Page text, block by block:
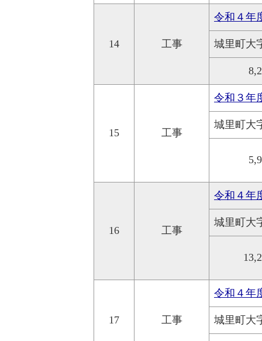
14 工事
令和４年
城里町
15 工事
令和３年
城里町
16 工事
令和４年
城里町
17 工事
令和４年
城里町大